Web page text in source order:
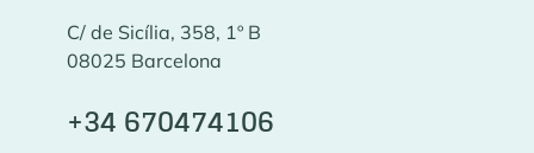
C/ de Sicília, 358, 1º B
08025 Barcelona
+34 670474106